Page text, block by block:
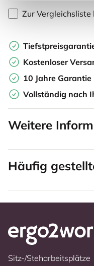
Zur Vergleichsliste
Kostenloser
10 Jahre Garantie
Vollständig nach
Weitere
Häufig
Sitz-/Steharbeitsplätze